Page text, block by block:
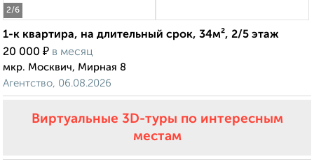
2/6
1-к квартира, на длительный срок, 34м², 2/5 этаж
20 000 ₽ в месяц
мкр. Москвич, Мирная 8
Агентство, 06.08.2026
Виртуальные 3D-туры по интересным
местам